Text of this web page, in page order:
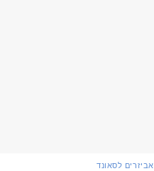
אביזרים לסאונד